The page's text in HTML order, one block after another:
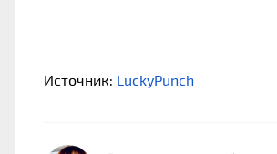
Источник: LuckyPunch